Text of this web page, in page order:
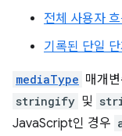
전체 사용자
기록된 단일 단
mediaType 매개
stringify 및
JavaScript인 경우